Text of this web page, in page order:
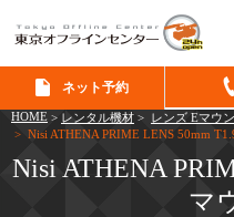
ネット予約
HOME > レンタル機材 > レンズ Eマウ
> Nisi ATHENA PRIME LENS 50mm
Nisi ATHENA
マ